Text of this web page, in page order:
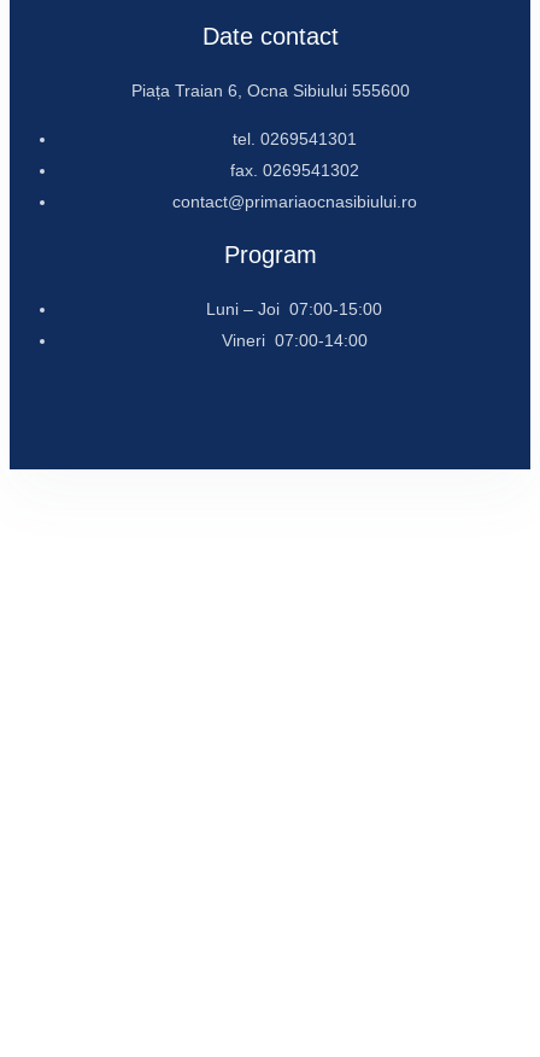
Date contact
Piața Traian 6, Ocna Sibiului 555600
tel. 0269541301
fax. 0269541302
contact@primariaocnasibiului.ro
Program
Luni – Joi 07:00-15:00
Vineri 07:00-14:00